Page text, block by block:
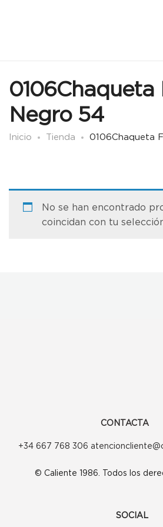
0106Chaqueta
Negro 54
Inicio Tienda 0106Chaqueta
No se han encontrado
coincidan con tu
CONTACTA
+34 667 768 306
© Caliente 1986. Todos los
SOCIAL